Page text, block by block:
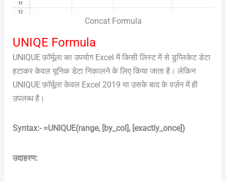
Concat Formula
UNIQE Formula
UNIQUE फ़ॉर्मूला का उपयोग Excel में किसी लिस्ट में से डुप्लिकेट डेटा
हटाकर केवल यूनिक डेटा निकालने के लिए किया जाता है। लेकिन
UNIQUE फ़ॉर्मूला केवल Excel 2019 या उसके बाद के वर्ज़न में ही
उपलब्ध है।
Syntax:- =UNIQUE(range, [by_col], [exactly_once])
उदाहरण: